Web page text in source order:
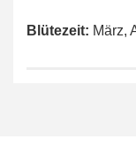
Blütezeit: März,